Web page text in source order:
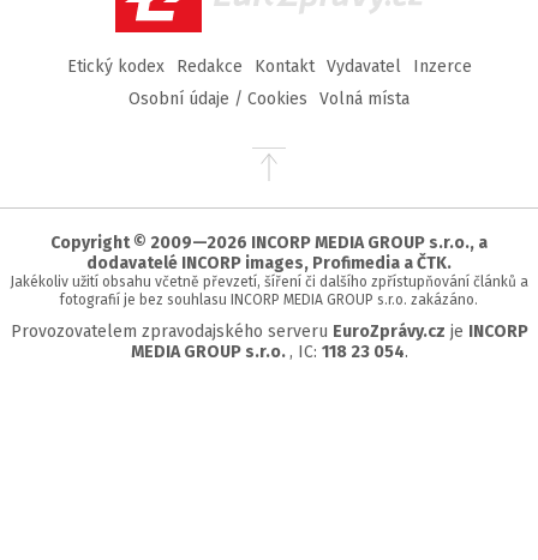
Etický kodex Redakce Kontakt Vydavatel
Inzerce
Osobní údaje / Cookies
Volná místa
Přejít
stránky
Copyright © 2009—2026 INCORP MEDIA GROUP s.r.o., a
dodavatelé INCORP images, Profimedia a ČTK.
Jakékoliv užití obsahu včetně převzetí, šíření či dalšího zpřístupňování článků a
fotografií je bez souhlasu INCORP MEDIA GROUP s.r.o. zakázáno.
Provozovatelem zpravodajského serveru EuroZprávy.cz je INCORP
MEDIA GROUP s.r.o. , IC: 118 23 054.